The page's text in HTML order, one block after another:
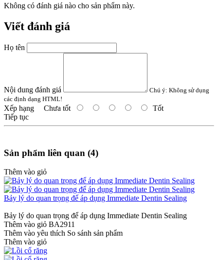
Không có đánh giá nào cho sản phẩm này.
Viết đánh giá
Họ tên
Nội dung đánh giá Chú ý: Không sử dụng
các định dạng HTML!
Xếp hạng Chưa tốt
Tốt
Tiếp tục
Sản phẩm liên quan (4)
Thêm vào giỏ
Bảy lý do quan trọng để áp dụng Immediate Dentin Sealing
Bảy lý do quan trọng để áp dụng Immediate Dentin Sealing
Thêm vào giỏ BA2911
Thêm vào yêu thích So sánh sản phẩm
Thêm vào giỏ